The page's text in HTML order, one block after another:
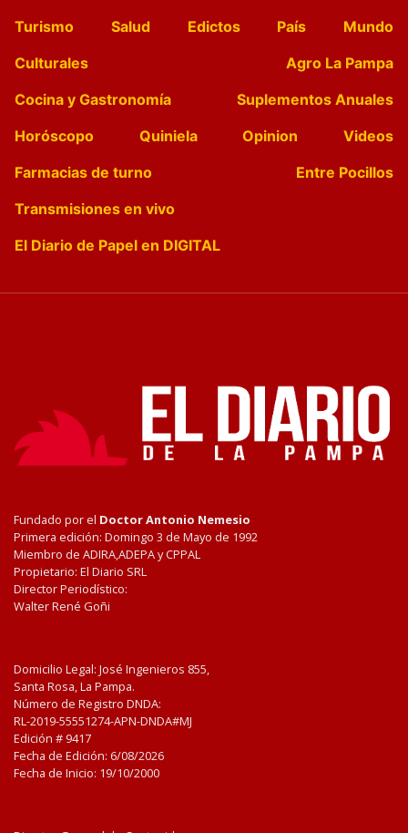
Turismo
Salud Edictos País
Mundo
Culturales
Agro La Pampa
Cocina y Gastronomía
Suplementos Anuales
Horóscopo
Quiniela Opinion
Videos
Farmacias de turno
Entre Pocillos
Transmisiones en vivo
El Diario de Papel en DIGITAL
Fundado por el Doctor Antonio Nemesio
Primera edición: Domingo 3 de Mayo de 1992
Miembro de ADIRA,ADEPA y CPPAL
Propietario: El Diario SRL
Director Periodístico:
Walter René Goñi
Domicilio Legal: José Ingenieros 855,
Santa Rosa, La Pampa.
Número de Registro DNDA:
RL-2019-55551274-APN-DNDA#MJ
Edición # 9417
Fecha de Edición: 6/08/2026
Fecha de Inicio: 19/10/2000